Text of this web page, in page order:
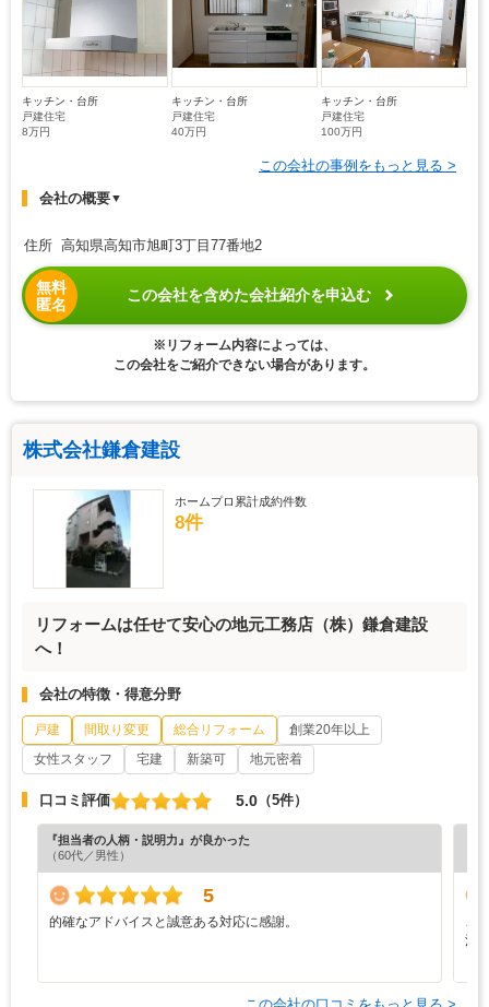
キッチン・台所
戸建住宅
8万円
キッチン・台所
戸建住宅
40万円
キッチン・台所
戸建住宅
100万円
この会社の事例をもっと見る >
会社の概要▼
住所 高知県高知市旭町3丁目77番地2
無料
匿名
この会社を含めた会社紹介を申込む
※リフォーム内容によっては、
この会社をご紹介できない場合があります。
株式会社鎌倉建設
ホームプロ累計成約件数
8件
リフォームは任せて安心の地元工務店（株）鎌倉建設
へ！
会社の特徴・得意分野
戸建 間取り変更 総合リフォーム
創業20年以上
女性スタッフ
宅建 新築可 地元密着
口コミ評価 5.0 （5件）
『担当者の人柄・説明力』が良かった
（60代／男性）
5
的確なアドバイスと誠意ある対応に感謝。
注